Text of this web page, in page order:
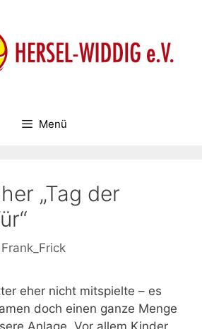
Menü
„Tag der
Frank_Frick
eher nicht mitspielte – es
doch einen ganze Menge